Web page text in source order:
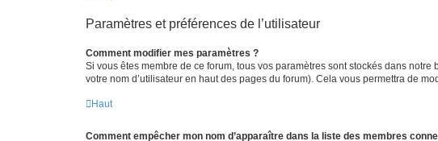
Paramètres et préférences de l’utilisateur
Comment modifier mes paramètres ?
Si vous êtes membre de ce forum, tous vos paramètres sont stockés dans
votre nom d’utilisateur en haut des pages du forum). Cela vous permettra de
Haut
Comment empêcher mon nom d’apparaître dans la liste des membres